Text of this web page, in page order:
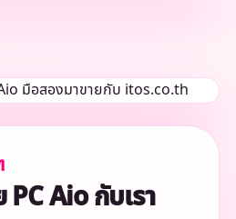
Aio กับเรา